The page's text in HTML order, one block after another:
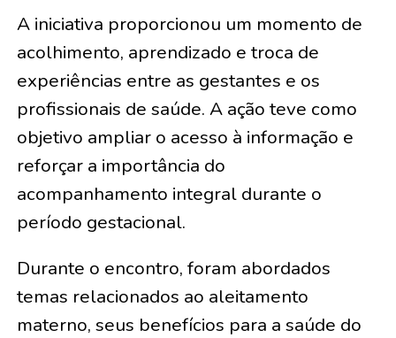
A iniciativa proporcionou um momento de
acolhimento, aprendizado e troca de
experiências entre as gestantes e os
profissionais de saúde. A ação teve como
objetivo ampliar o acesso à informação e
reforçar a importância do
acompanhamento integral durante o
período gestacional.
Durante o encontro, foram abordados
temas relacionados ao aleitamento
materno, seus benefícios para a saúde do